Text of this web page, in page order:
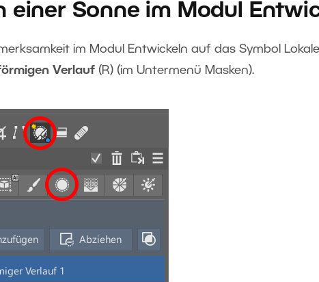
einer Sonne im Modul
im Modul Entwickeln auf das Symbol
Verlauf (R) (im Untermenü Masken).